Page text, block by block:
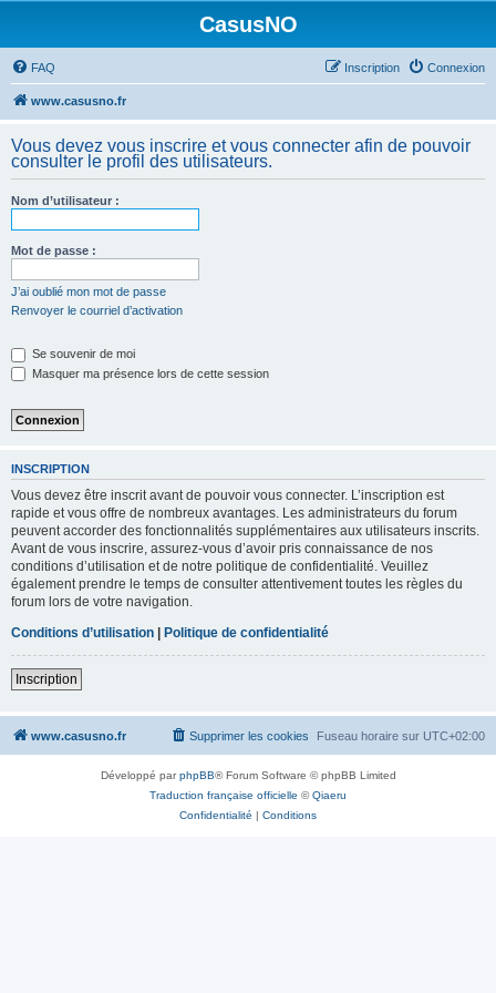
CasusNO
FAQ Connexion
Inscription
www.casusno.fr
Vous devez vous inscrire et vous connecter afin de pouvoir
consulter le profil des utilisateurs.
Nom d’utilisateur :
Mot de passe :
J’ai oublié mon mot de passe
Renvoyer le courriel d’activation
Se souvenir de moi
Masquer ma présence lors de cette session
INSCRIPTION
Vous devez être inscrit avant de pouvoir vous connecter. L’inscription est
rapide et vous offre de nombreux avantages. Les administrateurs du forum
peuvent accorder des fonctionnalités supplémentaires aux utilisateurs inscrits.
Avant de vous inscrire, assurez-vous d’avoir pris connaissance de nos
conditions d’utilisation et de notre politique de confidentialité. Veuillez
également prendre le temps de consulter attentivement toutes les règles du
forum lors de votre navigation.
Conditions d’utilisation | Politique de confidentialité
Inscription
www.casusno.fr Fuseau horaire sur UTC+02:00
Supprimer les cookies
Développé parphpBB® Forum Software © phpBB Limited
Traduction française officielle ©Qiaeru
Confidentialité | Conditions